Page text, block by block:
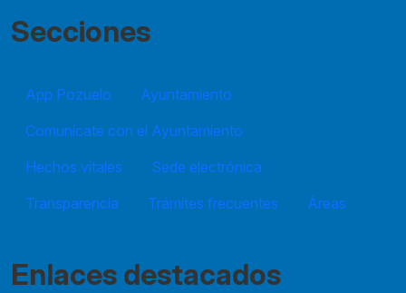
Secciones
App Pozuelo
Ayuntamiento
Comunícate con el Ayuntamiento
Hechos vitales
Sede electrónica
Transparencia
Trámites frecuentes Áreas
Enlaces destacados